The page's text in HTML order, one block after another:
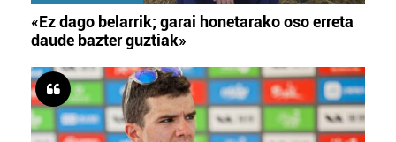
«Ez dago belarrik; garai honetarako oso erreta
daude bazter guztiak»